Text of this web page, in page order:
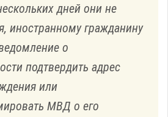
дней они не
иностранному гражданину
о
подтвердить адрес
или
МВД о его